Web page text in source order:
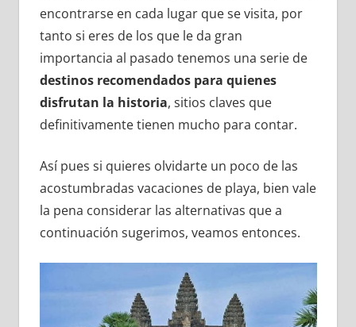
encontrarse en cada lugar que se visita, por
tanto si eres de los que le da gran
importancia al pasado tenemos una serie de
destinos recomendados para quienes
disfrutan la historia, sitios claves que
definitivamente tienen mucho para contar.
Así pues si quieres olvidarte un poco de las
acostumbradas vacaciones de playa, bien vale
la pena considerar las alternativas que a
continuación sugerimos, veamos entonces.